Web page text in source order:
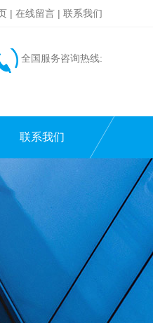
| 在线留言 | 联系我们
全国服务咨询热线:
联系我们